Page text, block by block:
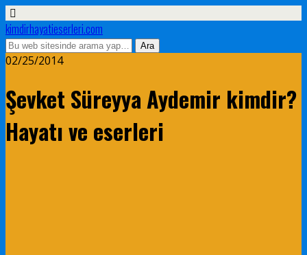
kimdirhayatieserleri.com
02/25/2014
Şevket Süreyya Aydemir kimdir?
Hayatı ve eserleri